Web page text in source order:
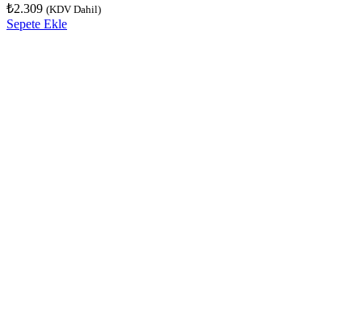
₺2.309 (KDV Dahil)
Sepete Ekle